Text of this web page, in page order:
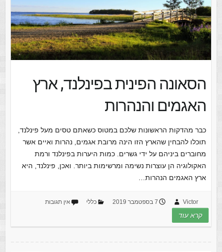
הסאונה הפינית בפינלנד, ארץ
האגמים והנהרות
כבר מהדקות הראשונות שלכם במטוס כשאתם טסים מעל פינלנד,
תוכלו להבחין שהארץ הזו הינה מרובת אגמים, נהרות ואיים אשר
מחוברים ביניהם על ידי גשרים. כמות היערות בפינלנד ורמת
האקולוגיה הן עוצרות נשימה ומרשימות ביותר. ואכן, פינלנד, היא
ארץ האגמים הנהרות…
Victor 7 בספטמבר 2019 כללי אין תגובות
קרא עוד